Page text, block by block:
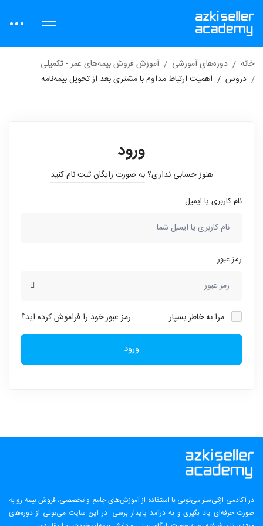
خانه دوره‌های آموزشی
آموزش فروش بیمه‌های عمر - تکمیلی
دروس
اهمیت ارتباط مداوم با مشتری بعد از تحویل بیمه‌نامه
ورود
هنوز حسابی نداری؟به صورت رایگان ثبت نام کنید
نام کاربری یا ایمیل
رمز عبور
مرا به خاطر بسپار رمز عبور خود را فراموش کرده اید؟
ورود
در آکادمی ازکی‌سلر می‌تونی با استفاده از آموزش‌های جامع و تخصصی، فروش بیمه رو به
صورت حرفه‌ای یاد بگیری و به درآمد پایدار برسی. در این سایت می‌تونی از دوره‌های